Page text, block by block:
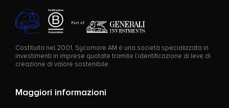
Costituita nel 2001, Sycomore AM è una società specializzata in
investimenti in imprese quotate tramite l'identificazione di leve di
creazione di valore sostenibile.
Maggiori informazioni